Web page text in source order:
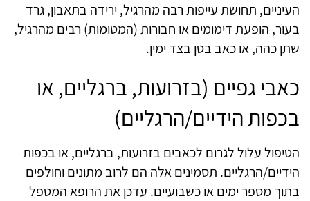
העיניים, תחושת עייפות רבה מהרגיל, ירידה בתאבון, גרד
בעור, הופעת דימומים או חבורות (המטומות) רבים מהרגיל,
שתן כהה, או כאב בטן בצד ימין.
כאבי גפיים (בזרועות, ברגליים, או
בכפות הידיים/הרגליים)
הטיפול עלול לגרום לכאבים בזרועות, ברגליים, או בכפות
הידיים/הרגליים. תסמינים אלה הם לרוב מתונים וחולפים
בתוך מספר ימים או כשבועיים. עדכן את הרופא המטפל